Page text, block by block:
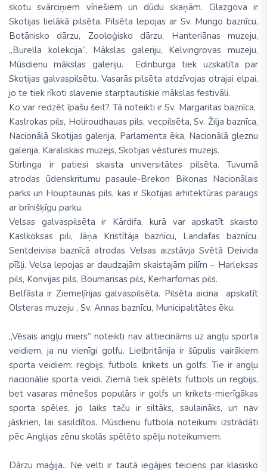
skotu svārciņiem vīriešiem un dūdu skaņām. Glazgova ir
Skotijas lielākā pilsēta. Pilsēta lepojas ar Sv. Mungo baznīcu,
Botānisko dārzu, Zooloģisko dārzu, Hanteriānas muzeju,
„Burella kolekcija”, Mākslas galeriju, Kelvingrovas muzeju,
Mūsdienu mākslas galeriju. Edinburga tiek uzskatīta par
Skotijas galvaspilsētu. Vasarās pilsēta atdzīvojas otrajai elpai,
jo te tiek rīkoti slavenie starptautiskie mākslas festivāli.
Ko var redzēt īpašu šeit? Tā noteikti ir Sv. Margaritas baznīca,
Kaslrokas pils, Holiroudhauas pils, vecpilsēta, Sv. Žilja baznīca,
Nacionālā Skotijas galerija, Parlamenta ēka, Nacionālā gleznu
galerija, Karaliskais muzejs, Skotijas vēstures muzejs.
Stirlinga ir patiesi skaista universitātes pilsēta. Tuvumā
atrodas ūdenskritumu pasaule-Brekon Bikonas Nacionālais
parks un Houptaunas pils, kas ir Skotijas arhitektūras paraugs
ar brīnišķīgu parku.
Velsas galvaspilsēta ir Kārdifa, kurā var apskatīt skaisto
Kaslkoksas pili, Jāņa Kristītāja baznīcu, Landafas baznīcu.
Sentdeivisa baznīcā atrodas Velsas aizstāvja Svētā Deivida
pīšļi. Velsa lepojas ar daudzajām skaistajām pilīm – Harleksas
pils, Konvijas pils, Boumarisas pils, Kerharfornas pils.
Belfāsta ir Ziemeļīrijas galvaspilsēta. Pilsēta aicina apskatīt
Olsteras muzeju , Sv. Annas baznīcu, Municipalitātes ēku.
„Vēsais angļu miers” noteikti nav attiecināms uz angļu sporta
veidiem, ja nu vienīgi golfu. Lielbritānija ir šūpulis vairākiem
sporta veidiem: regbijs, futbols, krikets un golfs. Tie ir angļu
nacionālie sporta veidi. Ziemā tiek spēlēts futbols un regbijs,
bet vasaras mēnešos populārs ir golfs un krikets-mierīgākas
sporta spēles, jo laiks taču ir siltāks, saulaināks, un nav
jāskrien, lai sasildītos. Mūsdienu futbola noteikumi izstrādāti
pēc Anglijas zēnu skolās spēlēto spēļu noteikumiem.
Dārzu maģija.. Ne velti ir tautā iegājies teiciens par klasisko